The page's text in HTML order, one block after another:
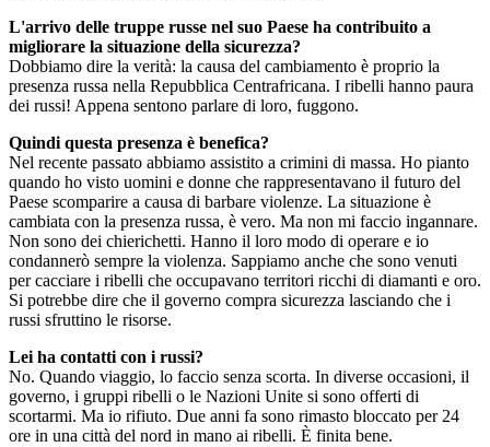
L'arrivo delle truppe russe nel suo Paese ha contribuito a
migliorare la situazione della sicurezza?
Dobbiamo dire la verità: la causa del cambiamento è proprio la
presenza russa nella Repubblica Centrafricana. I ribelli hanno paura
dei russi! Appena sentono parlare di loro, fuggono.
Quindi questa presenza è benefica?
Nel recente passato abbiamo assistito a crimini di massa. Ho pianto
quando ho visto uomini e donne che rappresentavano il futuro del
Paese scomparire a causa di barbare violenze. La situazione è
cambiata con la presenza russa, è vero. Ma non mi faccio ingannare.
Non sono dei chierichetti. Hanno il loro modo di operare e io
condannerò sempre la violenza. Sappiamo anche che sono venuti
per cacciare i ribelli che occupavano territori ricchi di diamanti e oro.
Si potrebbe dire che il governo compra sicurezza lasciando che i
russi sfruttino le risorse.
Lei ha contatti con i russi?
No. Quando viaggio, lo faccio senza scorta. In diverse occasioni, il
governo, i gruppi ribelli o le Nazioni Unite si sono offerti di
scortarmi. Ma io rifiuto. Due anni fa sono rimasto bloccato per 24
ore in una città del nord in mano ai ribelli. È finita bene.